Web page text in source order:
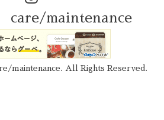
care/maintenance
maintenance . All Rights Reserved.